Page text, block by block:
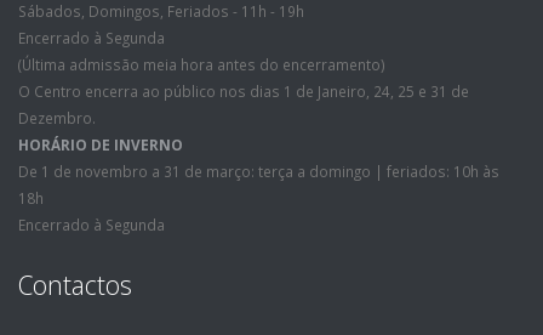
Sábados, Domingos, Feriados - 11h - 19h
Encerrado à Segunda
(Última admissão meia hora antes do encerramento)
O Centro encerra ao público nos dias 1 de Janeiro, 24, 25 e 31 de
Dezembro.
HORÁRIO DE INVERNO
De 1 de novembro a 31 de março: terça a domingo | feriados: 10h às
18h
Encerrado à Segunda
Contactos